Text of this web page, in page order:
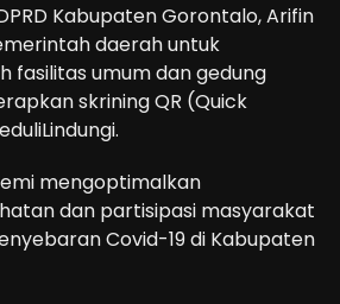
Kabupaten Gorontalo, Arifin
daerah untuk
fasilitas umum dan gedung
skrining QR (Quick
mengoptimalkan
dan partisipasi masyarakat
Covid-19 di Kabupaten